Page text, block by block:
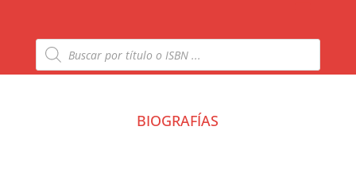
Búsqueda
de
productos
BIOGRAFÍAS